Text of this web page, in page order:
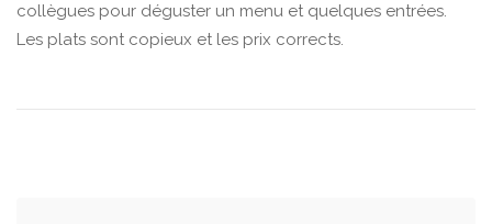
collègues pour déguster un menu et quelques entrées.
Les plats sont copieux et les prix corrects.